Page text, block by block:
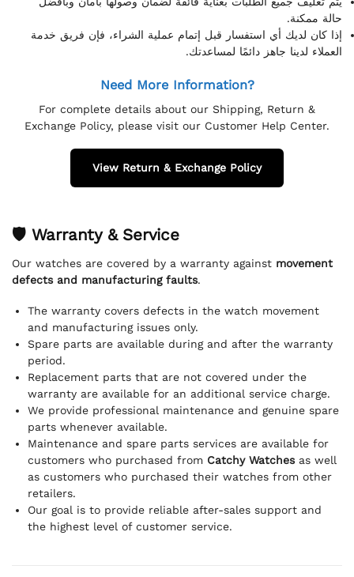
حالة ممكنة.
إذا كان لديك أي استفسار قبل إتمام عملية الشراء، فإن فريق خدمة
العملاء لدينا جاهز دائمًا لمساعدتك.
Need More Information?
For complete details about our Shipping, Return &
Exchange Policy, please visit our Customer Help Center.
View Return & Exchange Policy
🛡 Warranty & Service
Our watches are covered by a warranty against movement
defects and manufacturing faults.
The warranty covers defects in the watch movement
and manufacturing issues only.
Spare parts are available during and after the warranty
period.
Replacement parts that are not covered under the
warranty are available for an additional service charge.
We provide professional maintenance and genuine spare
parts whenever available.
Maintenance and spare parts services are available for
customers who purchased from Catchy Watchesas well
as customers who purchased their watches from other
retailers.
Our goal is to provide reliable after-sales support and
the highest level of customer service.